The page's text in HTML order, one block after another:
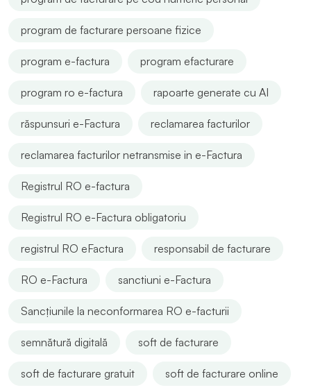
program de facturare persoane fizice
program e-factura program efacturare
program ro e-factura rapoarte generate cu AI
răspunsuri e-Factura reclamarea facturilor
reclamarea facturilor netransmise in e-Factura
Registrul RO e-factura
Registrul RO e-Factura obligatoriu
registrul RO eFactura responsabil de facturare
RO e-Factura sanctiuni e-Factura
Sancțiunile la neconformarea RO e-facturii
semnătură digitală soft de facturare
soft de facturare gratuit soft de facturare online